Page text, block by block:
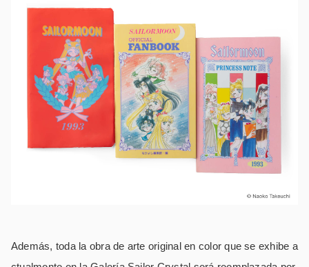
Además, toda la obra de arte original en color que se exhibe a